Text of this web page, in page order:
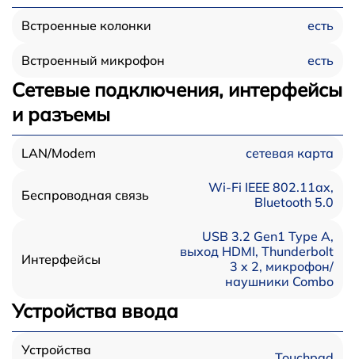
Встроенные колонки есть
Встроенный микрофон есть
Сетевые подключения, интерфейсы
и разъемы
LAN/Modem сетевая карта
Беспроводная связь
Wi-Fi IEEE 802.11ax,
Bluetooth 5.0
Интерфейсы
USB 3.2 Gen1 Type A,
выход HDMI, Thunderbolt
3 x 2, микрофон/
наушники Combo
Устройства ввода
Устройства